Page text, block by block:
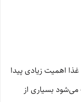
اهمیت زیادی پیدا
می‌شود بسیاری از